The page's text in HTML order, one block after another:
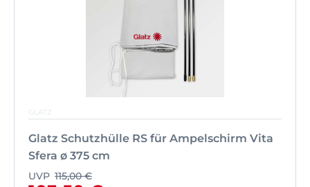
GLATZ
Glatz Schutzhülle RS für Ampelschirm Vita
Sfera ø 375 cm
UVP 115,00 €